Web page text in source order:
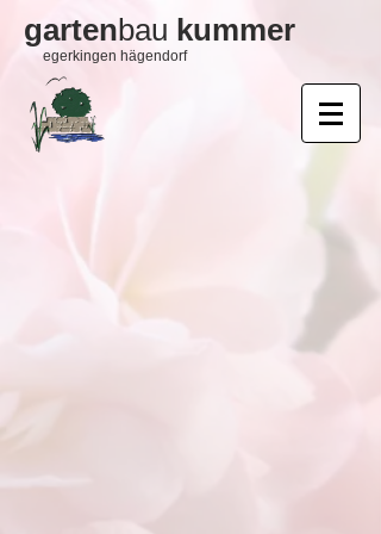
egerkingen hägendorf
gartenbau kummer